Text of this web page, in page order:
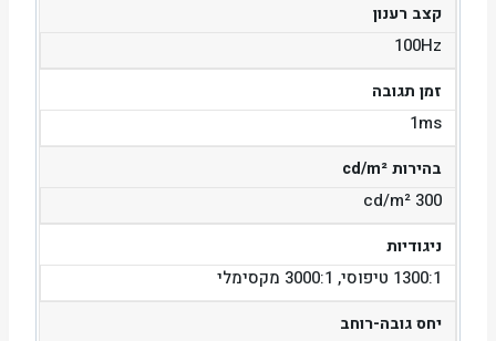
קצב רענון
100Hz
זמן תגובה
1ms
בהירות cd/m²
300 cd/m²
ניגודיות
1300:1 טיפוסי, 3000:1 מקסימלי
יחס גובה-רוחב